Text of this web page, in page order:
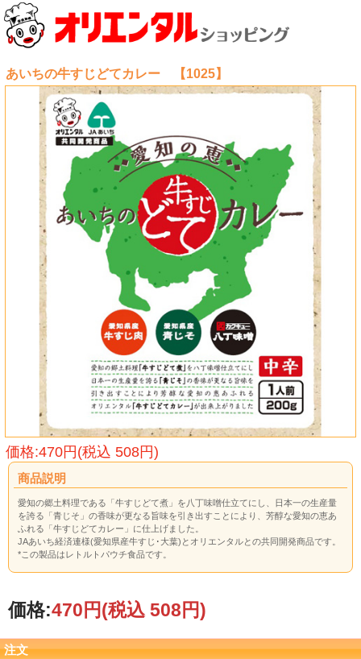
あいちの牛すじどてカレー 【1025】
価格:470円(税込 508円)
商品説明
愛知の郷土料理である「牛すじどて煮」を八丁味噌仕立てにし、日本一の生産量
を誇る「青じそ」の香味が更なる旨味を引き出すことにより、芳醇な愛知の恵あ
ふれる「牛すじどてカレー」に仕上げました。
JAあいち経済連様(愛知県産牛すじ･大葉)とオリエンタルとの共同開発商品です。
*この製品はレトルトパウチ食品です。
価格:470円(税込 508円)
注文